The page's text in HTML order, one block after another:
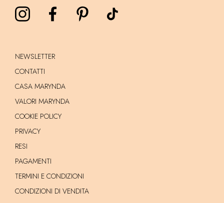
NEWSLETTER
CONTATTI
CASA MARYNDA
VALORI MARYNDA
COOKIE POLICY
PRIVACY
RESI
PAGAMENTI
TERMINI E CONDIZIONI
CONDIZIONI DI VENDITA